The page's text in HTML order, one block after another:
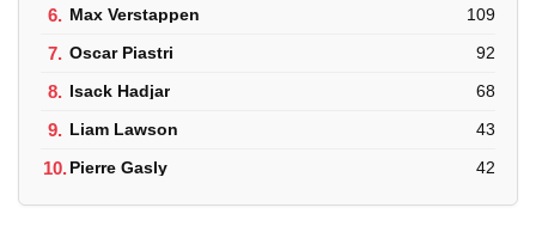
6. Max Verstappen 109
7. Oscar Piastri 92
8. Isack Hadjar 68
9. Liam Lawson 43
10.Pierre Gasly 42